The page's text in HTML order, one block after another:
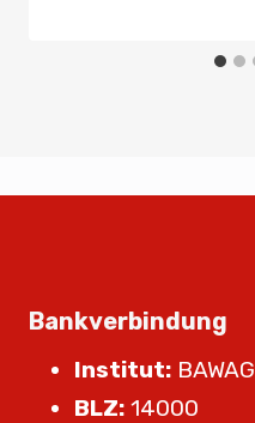
Bankverbindung
Institut: BAWAG
BLZ: 14000